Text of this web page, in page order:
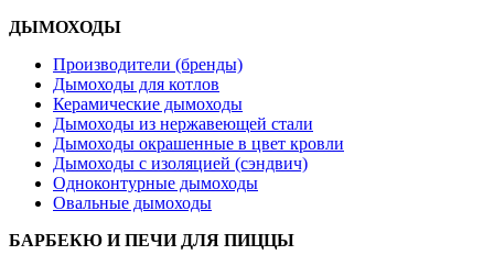
ДЫМОХОДЫ
Производители (бренды)
Дымоходы для котлов
Керамические дымоходы
Дымоходы из нержавеющей стали
Дымоходы окрашенные в цвет кровли
Дымоходы с изоляцией (сэндвич)
Одноконтурные дымоходы
Овальные дымоходы
БАРБЕКЮ И ПЕЧИ ДЛЯ ПИЦЦЫ